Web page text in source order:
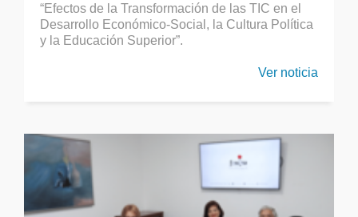
“Efectos de la Transformación de las TIC en el
Desarrollo Económico-Social, la Cultura Política
y la Educación Superior”.
Ver noticia